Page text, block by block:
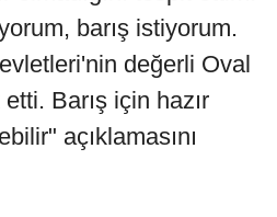
barış istiyorum.
değerli Oval
etti. Barış için hazır
açıklamasını